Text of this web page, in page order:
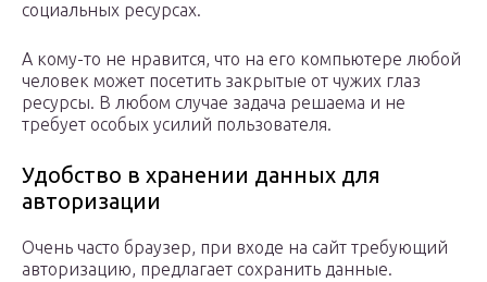
социальных ресурсах.
А кому-то не нравится, что на его компьютере любой
человек может посетить закрытые от чужих глаз
ресурсы. В любом случае задача решаема и не
требует особых усилий пользователя.
Удобство в хранении данных для
авторизации
Очень часто браузер, при входе на сайт требующий
авторизацию, предлагает сохранить данные.